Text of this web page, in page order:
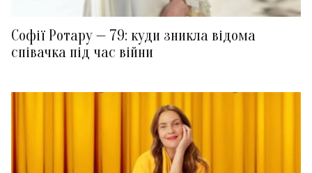
Софії Ротару — 79: куди зникла відома
співачка під час війни